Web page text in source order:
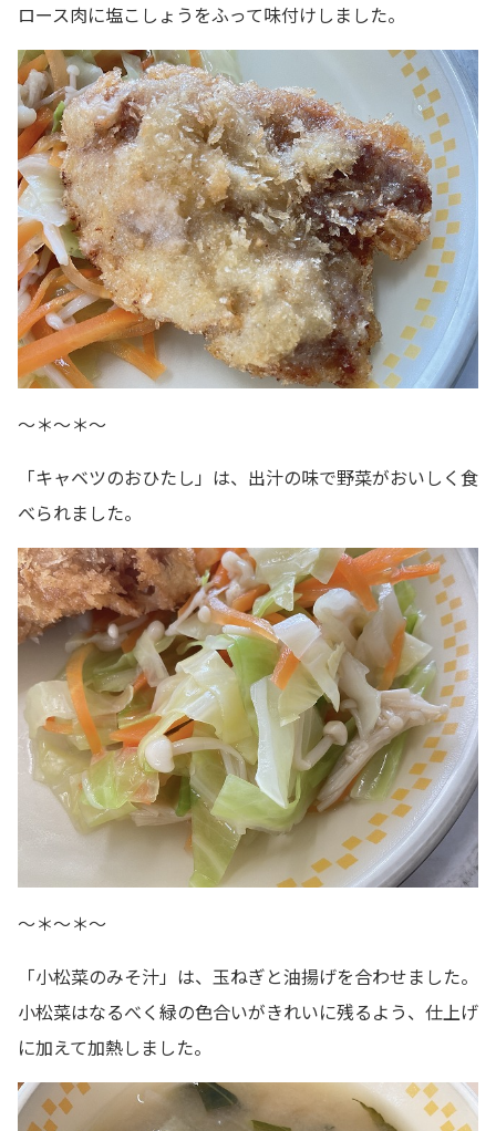
ロース肉に塩こしょうをふって味付けしました。
～＊～＊～
「キャベツのおひたし」は、出汁の味で野菜がおいしく食
べられました。
～＊～＊～
「小松菜のみそ汁」は、玉ねぎと油揚げを合わせました。
小松菜はなるべく緑の色合いがきれいに残るよう、仕上げ
に加えて加熱しました。